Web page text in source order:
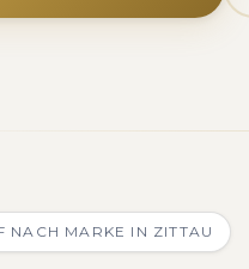
NACH MARKE IN ZITTAU